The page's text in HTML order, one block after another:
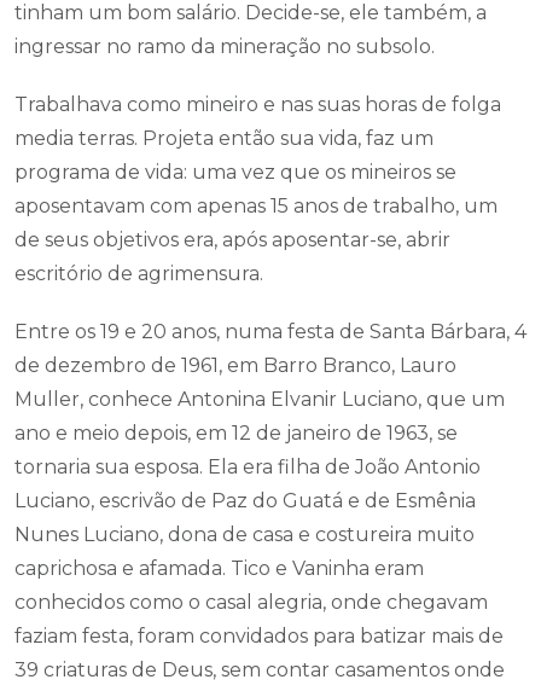
tinham um bom salário. Decide-se, ele também, a
ingressar no ramo da mineração no subsolo.
Trabalhava como mineiro e nas suas horas de folga
media terras. Projeta então sua vida, faz um
programa de vida: uma vez que os mineiros se
aposentavam com apenas 15 anos de trabalho, um
de seus objetivos era, após aposentar-se, abrir
escritório de agrimensura.
Entre os 19 e 20 anos, numa festa de Santa Bárbara, 4
de dezembro de 1961, em Barro Branco, Lauro
Muller, conhece Antonina Elvanir Luciano, que um
ano e meio depois, em 12 de janeiro de 1963, se
tornaria sua esposa. Ela era filha de João Antonio
Luciano, escrivão de Paz do Guatá e de Esmênia
Nunes Luciano, dona de casa e costureira muito
caprichosa e afamada. Tico e Vaninha eram
conhecidos como o casal alegria, onde chegavam
faziam festa, foram convidados para batizar mais de
39 criaturas de Deus, sem contar casamentos onde